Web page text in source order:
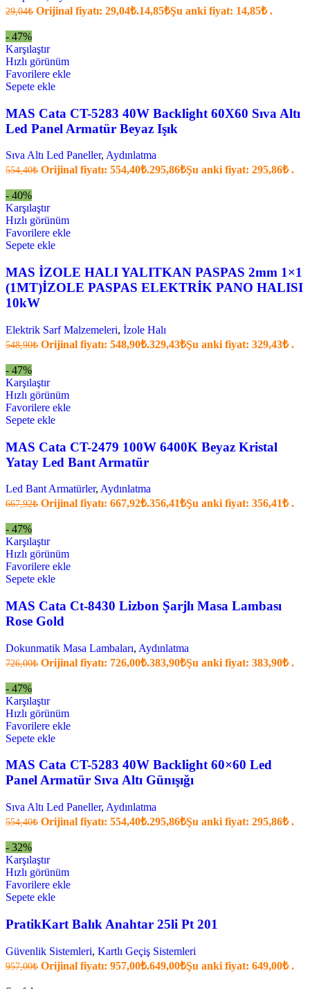
29,04₺ Orijinal fiyatı: 29,04₺.14,85₺Şu anki fiyat: 14,85₺ .
- 47%
Karşılaştır
Hızlı görünüm
Favorilere ekle
Sepete ekle
MAS Cata CT-5283 40W Backlight 60X60 Sıva Altı
Led Panel Armatür Beyaz Işık
Sıva Altı Led Paneller, Aydınlatma
554,40₺ Orijinal fiyatı: 554,40₺.295,86₺Şu anki fiyat: 295,86₺ .
- 40%
Karşılaştır
Hızlı görünüm
Favorilere ekle
Sepete ekle
MAS İZOLE HALI YALITKAN PASPAS 2mm 1×1
(1MT)İZOLE PASPAS ELEKTRİK PANO HALISI
10kW
Elektrik Sarf Malzemeleri, İzole Halı
548,90₺ Orijinal fiyatı: 548,90₺.329,43₺Şu anki fiyat: 329,43₺ .
- 47%
Karşılaştır
Hızlı görünüm
Favorilere ekle
Sepete ekle
MAS Cata CT-2479 100W 6400K Beyaz Kristal
Yatay Led Bant Armatür
Led Bant Armatürler, Aydınlatma
667,92₺ Orijinal fiyatı: 667,92₺.356,41₺Şu anki fiyat: 356,41₺ .
- 47%
Karşılaştır
Hızlı görünüm
Favorilere ekle
Sepete ekle
MAS Cata Ct-8430 Lizbon Şarjlı Masa Lambası
Rose Gold
Dokunmatik Masa Lambaları, Aydınlatma
726,00₺ Orijinal fiyatı: 726,00₺.383,90₺Şu anki fiyat: 383,90₺ .
- 47%
Karşılaştır
Hızlı görünüm
Favorilere ekle
Sepete ekle
MAS Cata CT-5283 40W Backlight 60×60 Led
Panel Armatür Sıva Altı Günışığı
Sıva Altı Led Paneller, Aydınlatma
554,40₺ Orijinal fiyatı: 554,40₺.295,86₺Şu anki fiyat: 295,86₺ .
- 32%
Karşılaştır
Hızlı görünüm
Favorilere ekle
Sepete ekle
PratikKart Balık Anahtar 25li Pt 201
Güvenlik Sistemleri, Kartlı Geçiş Sistemleri
957,00₺ Orijinal fiyatı: 957,00₺.649,00₺Şu anki fiyat: 649,00₺ .